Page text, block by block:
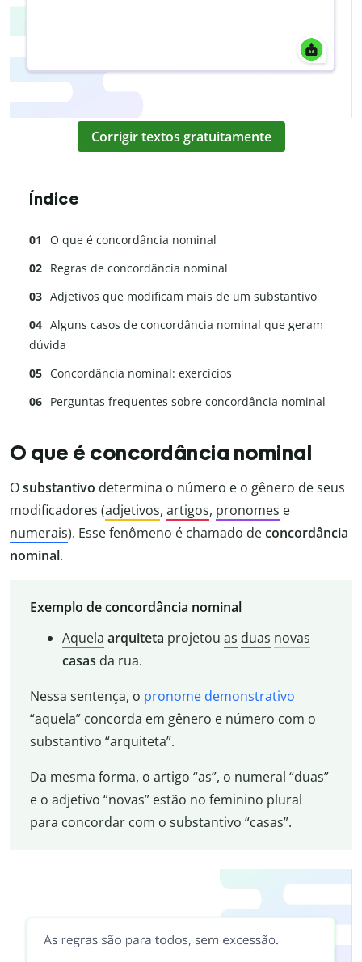
Corrigir textos gratuitamente
Índice
O que é concordância nominal
Regras de concordância nominal
Adjetivos que modificam mais de um substantivo
Alguns casos de concordância nominal que geram
dúvida
Concordância nominal: exercícios
Perguntas frequentes sobre concordância nominal
O que é concordância nominal
Osubstantivo determina o número e o gênero de seus
modificadores (adjetivos, artigos, pronomes e
numerais). Esse fenômeno é chamado deconcordância
nominal.
Exemplo de concordância nominal
Aquela arquiteta projetou as duas novas
casas da rua.
Nessa sentença, o pronome demonstrativo
“aquela” concorda em gênero e número com o
substantivo “arquiteta”.
Da mesma forma, o artigo “as”, o numeral “duas”
e o adjetivo “novas” estão no feminino plural
para concordar com o substantivo “casas”.